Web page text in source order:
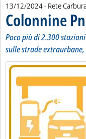
13/12/2024- Rete
Colonnine
Poco più di 2.300
sulle strade
Lista allegati